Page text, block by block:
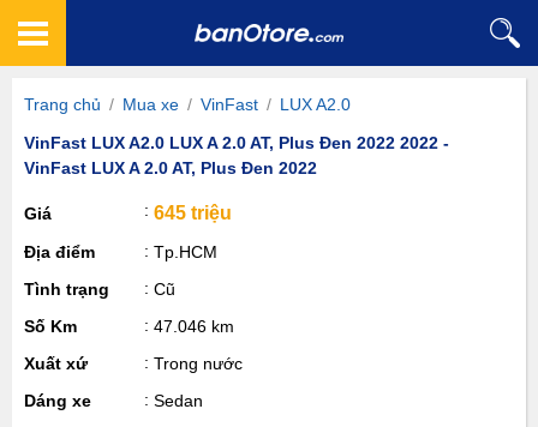
Trang chủ / Mua xe / VinFast / LUX A2.0
VinFast LUX A2.0 LUX A 2.0 AT, Plus Đen 2022 2022 -
VinFast LUX A 2.0 AT, Plus Đen 2022
Giá 645 triệu
Địa điểm
Tp.HCM
Tình trạng
Cũ
Số Km
47.046 km
Xuất xứ
Trong nước
Dáng xe
Sedan